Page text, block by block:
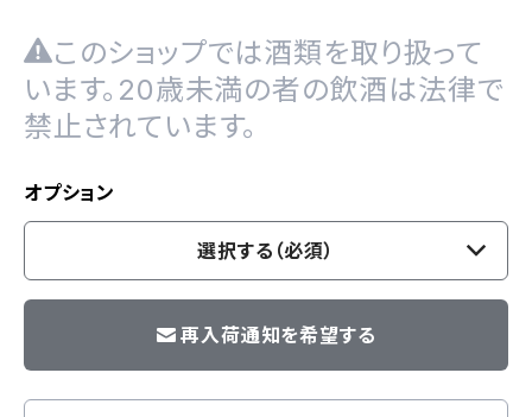
このショップでは酒類を取り扱って
います。20歳未満の者の飲酒は法律で
禁止されています。
オプション
選択する（必須）
再入荷通知を希望する